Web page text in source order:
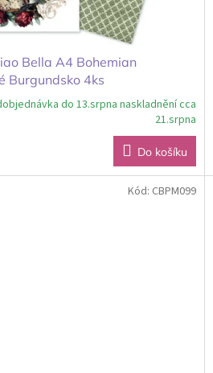
Bella A4 Bohemian
Burgundsko 4ks
do 13.srpna naskladnění cca
21.srpna
Do košíku
Kód: CBPM099